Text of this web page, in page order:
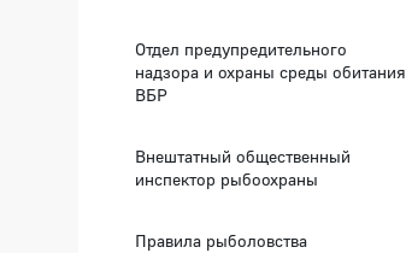
Отдел предупредительного
надзора и охраны среды обитания
ВБР
Внештатный общественный
инспектор рыбоохраны
Правила рыболовства